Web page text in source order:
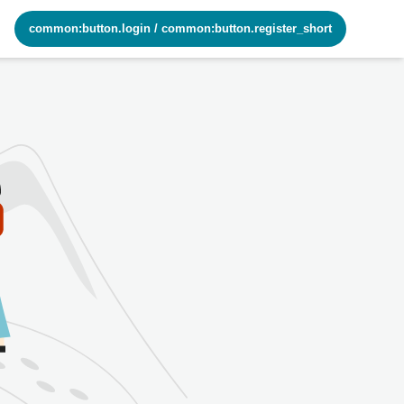
common:button.login / common:button.register_short